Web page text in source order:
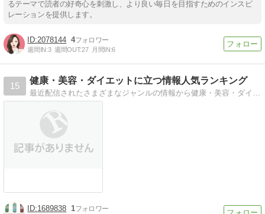
るテーマで読者の好奇心を刺激し、より良い毎日を目指すためのインスピ
レーションを提供します。
2078144 4
週間IN:3 週間OUT:27 月間IN:6
15
健康・美容・ダイエットに立つ情報人気ランキング
最近配信されたさまざまなジャンルの情報から健康・美容・ダイエットなどあなたの生活に役立つ（かもしれない？） ネタの人気ランキングをピックアップ。
1689838 1